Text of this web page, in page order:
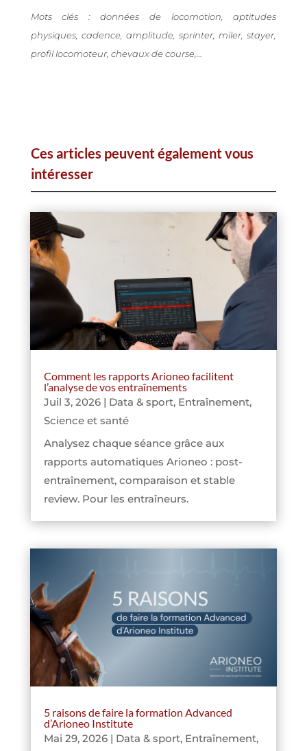
Mots clés : données de locomotion, aptitudes
physiques, cadence, amplitude, sprinter, miler, stayer,
profil locomoteur, chevaux de course,…
Ces articles peuvent également vous
intéresser
Comment les rapports Arioneo facilitent
l’analyse de vos entraînements
Juil 3, 2026| Data & sport, Entraînement,
Science et santé
Analysez chaque séance grâce aux
rapports automatiques Arioneo : post-
entraînement, comparaison et stable
review. Pour les entraîneurs.
5 raisons de faire la formation Advanced
d’Arioneo Institute
Mai 29, 2026| Data & sport, Entraînement,